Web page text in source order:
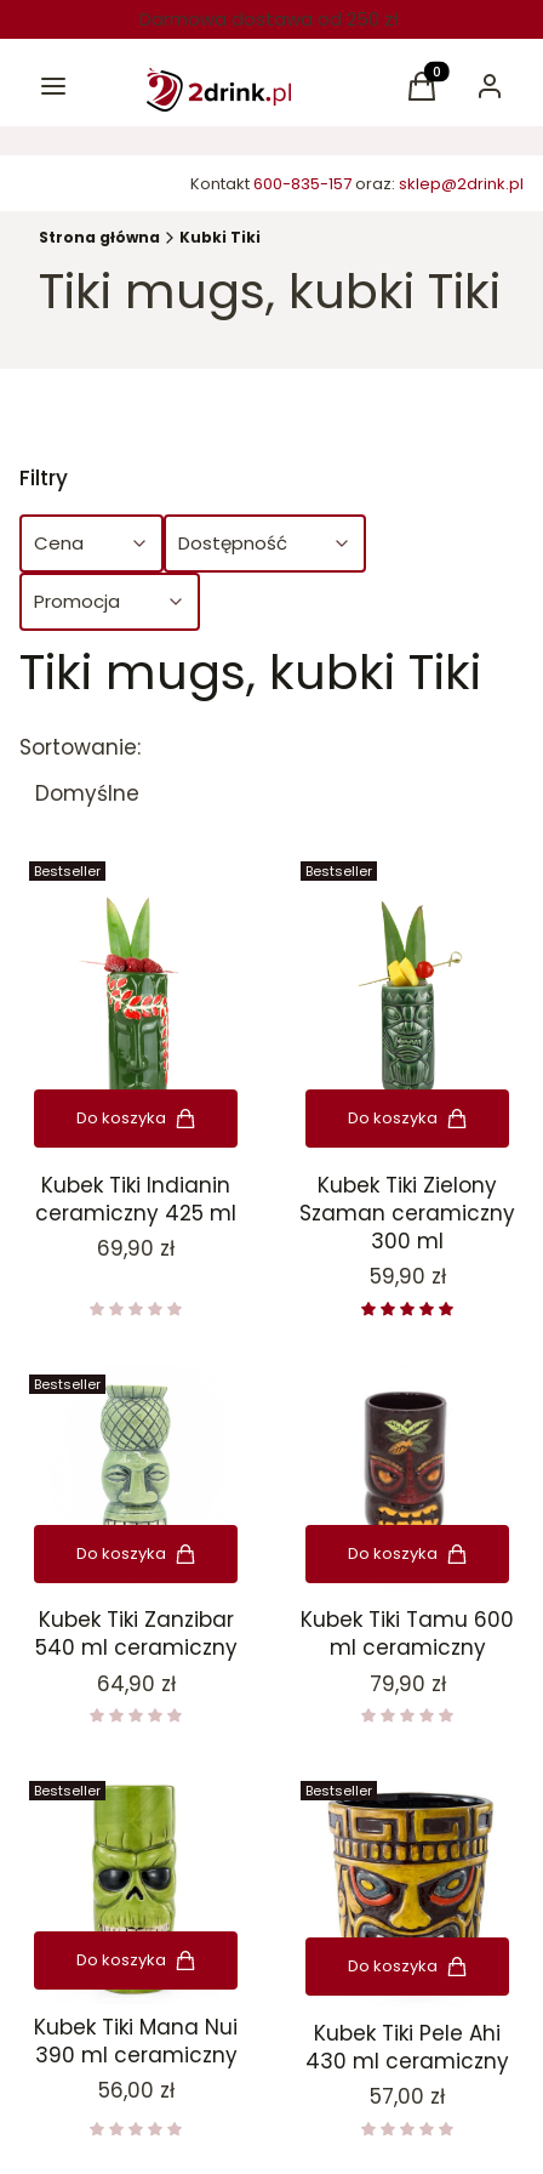
Darmowa dostawa od 250 zł
Menu Produkty w
Koszyk Zaloguj
Kontakt600-835-157oraz: sklep@2drink.pl
Strona główna Kubki Tiki
Tiki mugs, kubki Tiki
Filtry
Cena Dostępność
Promocja
Koniec filtrów
Tiki mugs, kubki Tiki
Lista produktów
Sortowanie:
Domyślne
Bestseller
Do koszyka
Kubek Tiki Indianin
ceramiczny 425 ml
Cena
69,90 zł
Bestseller
Do koszyka
Kubek Tiki Zielony
Szaman ceramiczny
300 ml
Cena
59,90 zł
Bestseller
Do koszyka
Kubek Tiki Zanzibar
540 ml ceramiczny
Cena
64,90 zł
Do koszyka
Kubek Tiki Tamu 600
ml ceramiczny
Cena
79,90 zł
Bestseller
Do koszyka
Kubek Tiki Mana Nui
390 ml ceramiczny
Cena
56,00 zł
Bestseller
Do koszyka
Kubek Tiki Pele Ahi
430 ml ceramiczny
Cena
57,00 zł